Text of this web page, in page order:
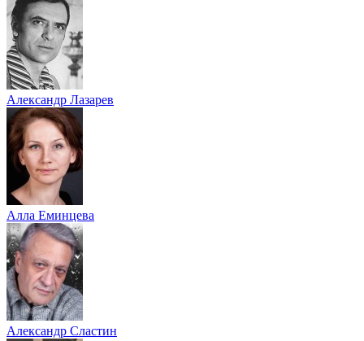
Александр Лазарев
Алла Еминцева
Александр Сластин